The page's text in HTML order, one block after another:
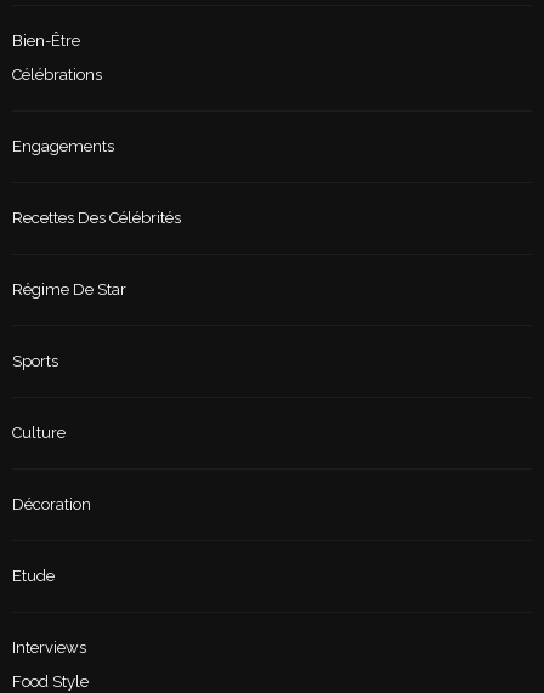
Bien-Être
Célébrations
Engagements
Recettes Des Célébrités
Régime De Star
Sports
Culture
Décoration
Etude
Interviews
Food Style